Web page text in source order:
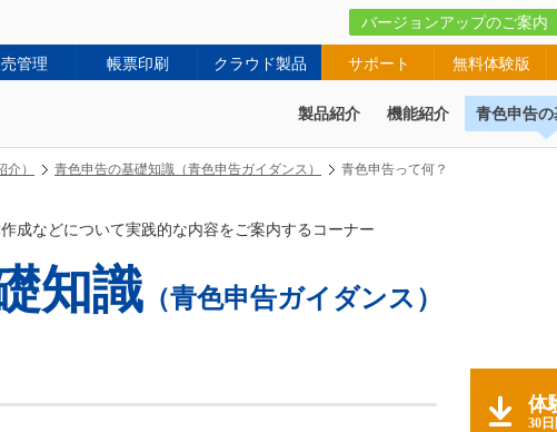
バージョンアップのご案内
管理 帳票印刷 クラウド製品 サポート 無料体験版
製品紹介 機能紹介 青色申告
） 青色申告の基礎知識（青色申告ガイダンス） 青色申告って何？
成などについて実践的な内容をご案内するコーナー
知識 （青色申告ガイダンス）
体
30